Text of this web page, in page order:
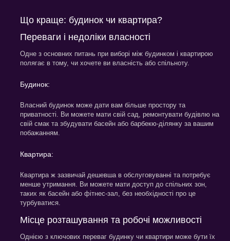
Що краще: будинок чи квартира?
Переваги і недоліки власності
Одне з основних питань при виборі між будинком і квартирою
полягає в тому, чи хочете ви власність або спільноту.
Будинок:
Власний будинок може дати вам більше простору та
приватності. Ви можете мати свій сад, ремонтувати будівлю на
свій смак та збудувати басейн або барбекю-ділянку за вашим
побажанням.
Квартира:
Квартира ж зазвичай дешевша в обслуговуванні та потребує
менше утримання. Ви можете мати доступ до спільних зон,
таких як басейн або фітнес-зал, без необхідності про це
турбуватися.
Місце розташування та робочі можливості
Однією з ключових переваг будинку чи квартири може бути їх